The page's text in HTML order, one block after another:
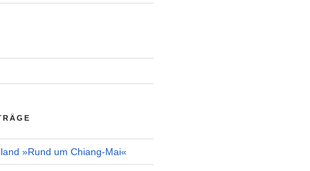
»Rund um Chiang-Mai«